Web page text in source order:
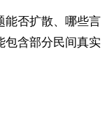
能否扩散、哪些言
包含部分民间真实